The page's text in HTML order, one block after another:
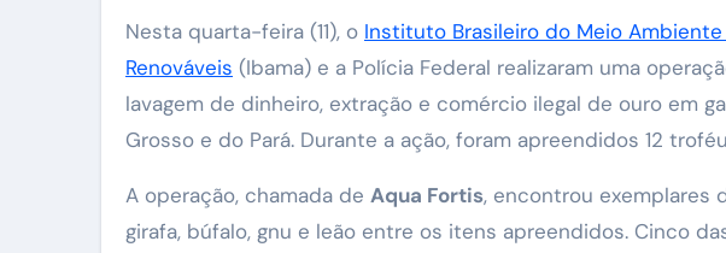
Nesta quarta-feira (11), o Instituto Brasileiro do Meio
Renováveis (Ibama) e a Polícia Federal realizaram uma
lavagem de dinheiro, extração e comércio ilegal de ouro em
Grosso e do Pará. Durante a ação, foram apreendidos 12
A operação, chamada de Aqua Fortis, encontrou exemplares
girafa, búfalo, gnu e leão entre os itens apreendidos. Cinco